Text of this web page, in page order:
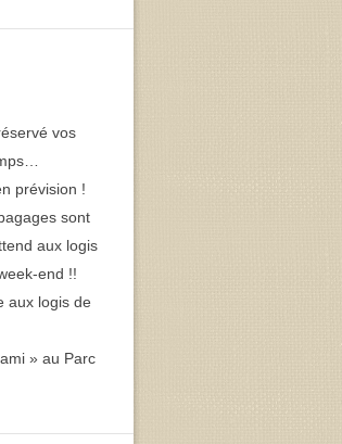
vos
prévision !
sont
aux logis
end !!
aux logis de
» au Parc